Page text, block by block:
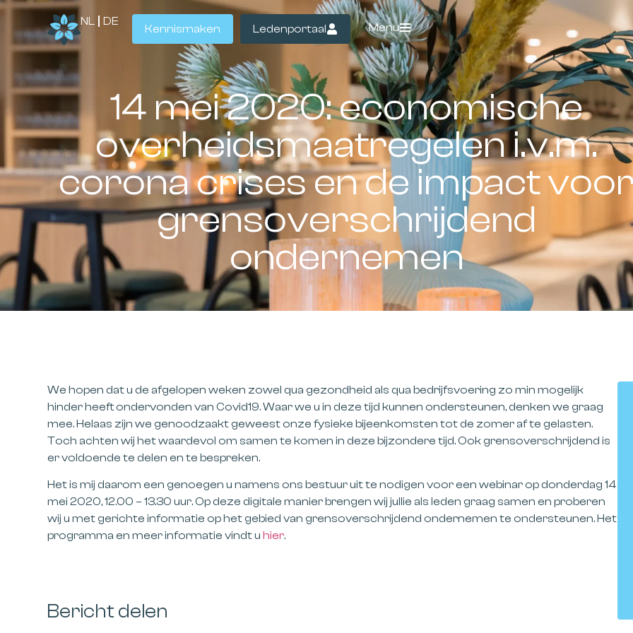
NL DE
Kennismaken Ledenportaal Menu
14 mei 2020: economische
overheidsmaatregelen i.v.m.
corona crises en de impact
grensoverschrijdend
ondernemen
We hopen dat u de afgelopen weken zowel qua gezondheid als qua bedrijfsvoering zo min mogelijk
hinder heeft ondervonden van Covid19. Waar we u in deze tijd kunnen ondersteunen, denken we graag
mee. Helaas zijn we genoodzaakt geweest onze fysieke bijeenkomsten tot de zomer af te gelasten.
Toch achten wij het waardevol om samen te komen in deze bijzondere tijd. Ook grensoverschrijdend is
er voldoende te delen en te bespreken.
Het is mij daarom een genoegen u namens ons bestuur uit te nodigen voor een webinar opdonderdag 14
mei 2020, 12.00 – 13.30 uur.Op deze digitale manier brengen wij jullie als leden graag samen en proberen
wij u met gerichte informatie op het gebied van grensoverschrijdend ondernemen te ondersteunen. Het
programma en meer informatie vindt u hier.
Bericht delen